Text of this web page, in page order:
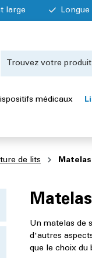
large
médicaux
de lits
Un matelas de
d'autres
que le choix du